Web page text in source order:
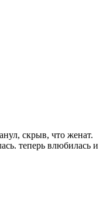
скрыв, что женат.
теперь влюбилась и